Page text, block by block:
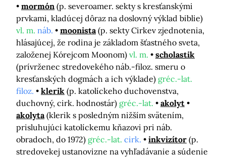
mormón (p. severoamer. sekty s kresťanskými
prvkami, kladúcej dôraz na doslovný výklad biblie)
vl. m. náb. moonista (p. sekty Cirkev zjednotenia,
hlásajúcej, že rodina je základom šťastného sveta,
založenej Kórejcom Moonom) vl. m.
scholastik
(prívrženec stredovekého náb.-filoz. smeru o
kresťanských dogmách a ich výklade) gréc.-lat.
filoz.
klerik (p. katolíckeho duchovenstva,
duchovný, cirk. hodnostár) gréc.-lat.
akolyt
akolyta (klerik s posledným nižším svätením,
prisluhujúci katolíckemu kňazovi pri náb.
obradoch, do 1972) gréc.-lat. cirk. inkvizítor (p.
stredovekej ustanovizne na vyhľadávanie a súdenie